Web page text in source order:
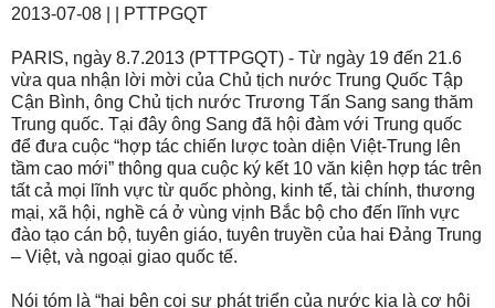
2013-07-08 | | PTTPGQT
PARIS, ngày 8.7.2013 (PTTPGQT) - Từ ngày 19 đến 21.6
vừa qua nhận lời mời của Chủ tịch nước Trung Quốc Tập
Cận Bình, ông Chủ tịch nước Trương Tấn Sang sang thăm
Trung quốc. Tại đây ông Sang đã hội đàm với Trung quốc
để đưa cuộc “hợp tác chiến lược toàn diện Việt-Trung lên
tầm cao mới” thông qua cuộc ký kết 10 văn kiện hợp tác trên
tất cả mọi lĩnh vực từ quốc phòng, kinh tế, tài chính, thương
mại, xã hội, nghề cá ở vùng vịnh Bắc bộ cho đến lĩnh vực
đào tạo cán bộ, tuyên giáo, tuyên truyền của hai Đảng Trung
– Việt, và ngoại giao quốc tế.
Nói tóm là “hai bên coi sự phát triển của nước kia là cơ hội